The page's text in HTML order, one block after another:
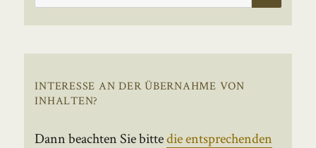
INTERESSE AN DER ÜBERNAHME VON
INHALTEN?
Dann beachten Sie bittedie entsprechenden